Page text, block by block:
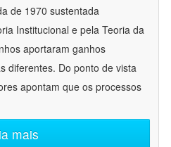
de 1970 sustentada
Institucional e pela Teoria da
aportaram ganhos
diferentes. Do ponto de vista
apontam que os processos
mais